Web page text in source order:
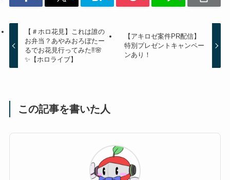
【＃ホロ花見】これは誰の
お弁当？あやみおろぼたー
るでお花見行ってみた‼🌸
✨【ホロライブ】
【アキロゼ案件PR配信】
特別プレゼントキャンペー
ンあり！
この記事を書いた人